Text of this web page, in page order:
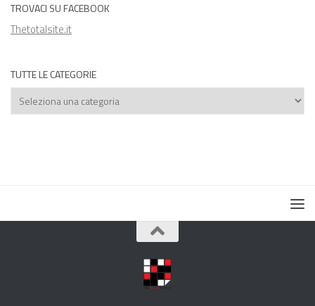
TROVACI SU FACEBOOK
Thetotalsite.it
TUTTE LE CATEGORIE
Tutte
le